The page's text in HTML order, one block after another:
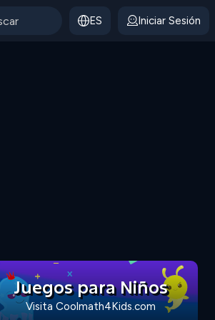
ES Iniciar Sesión
Juegos para Niños
Visita Coolmath4Kids.com